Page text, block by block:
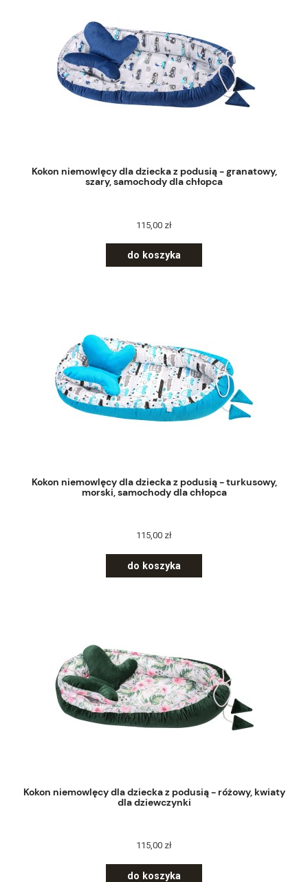
Kokon niemowlęcy dla dziecka z podusią - granatowy,
szary, samochody dla chłopca
115,00 zł
do koszyka
Kokon niemowlęcy dla dziecka z podusią - turkusowy,
morski, samochody dla chłopca
115,00 zł
do koszyka
Kokon niemowlęcy dla dziecka z podusią - różowy, kwiaty
dla dziewczynki
115,00 zł
do koszyka